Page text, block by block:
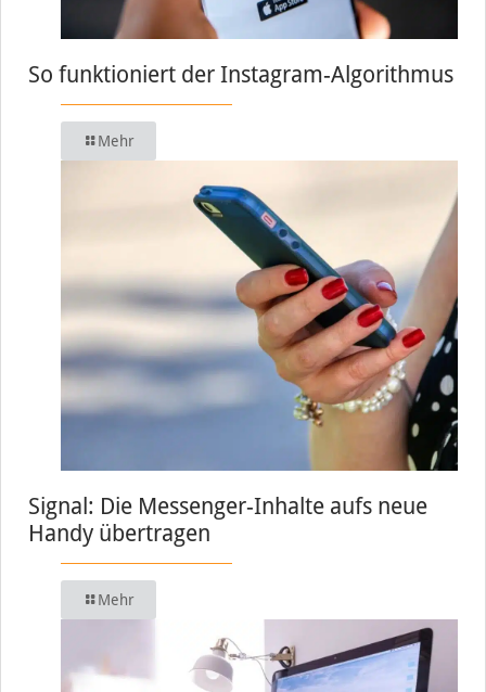
So funktioniert der Instagram-Algorithmus
Mehr
Signal: Die Messenger-Inhalte aufs neue
Handy übertragen
Mehr